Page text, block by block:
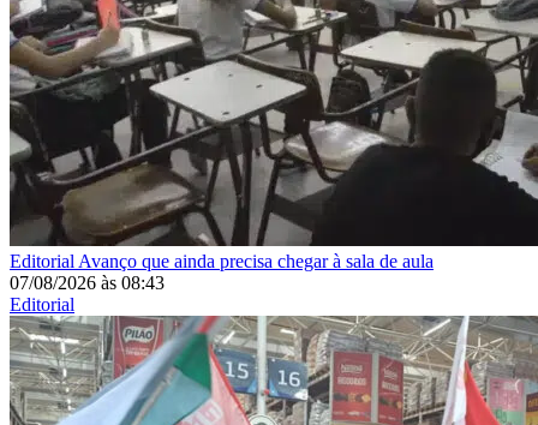
Editorial Avanço que ainda precisa chegar à sala de aula
07/08/2026 às 08:43
Editorial